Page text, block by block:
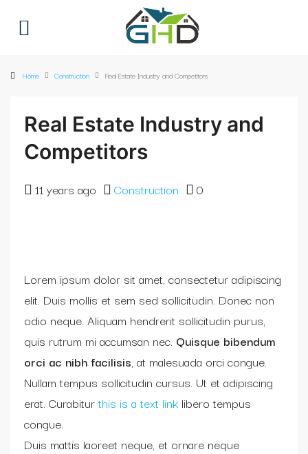
Home Construction Real Estate Industry and Competitors
Real Estate Industry and
Competitors
11 years ago Construction 0
Lorem ipsum dolor sit amet, consectetur adipiscing
elit. Duis mollis et sem sed sollicitudin. Donec non
odio neque. Aliquam hendrerit sollicitudin purus,
quis rutrum mi accumsan nec. Quisque bibendum
orci ac nibh facilisis, at malesuada orci congue.
Nullam tempus sollicitudin cursus. Ut et adipiscing
erat. Curabiturthis is a text link libero tempus
congue.
Duis mattis laoreet neque, et ornare neque